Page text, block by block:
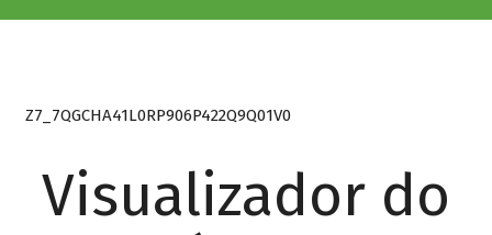
Z7_7QGCHA41L0RP906P422Q9Q01V0
Visualizador do